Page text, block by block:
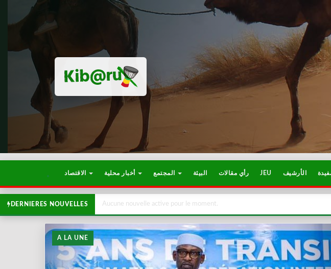
البيئة رأي مقالات JEU الأرشيف
DERNIERES NOUVELLES Aucune nouvelle active pour le moment.
A LA UNE